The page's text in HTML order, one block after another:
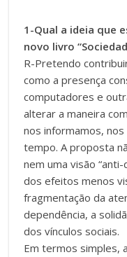
1-Qual a ideia que
novo livro
R-Pretendo
como a presença
computadores e
alterar a maneira
nos informamos,
tempo. A proposta
nem uma visão
dos efeitos menos
fragmentação da
dependência, a
dos vínculos sociais.
Em termos simples,